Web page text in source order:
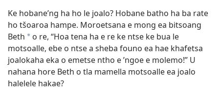
Ke hobane’ng ha ho le joalo? Hobane batho ha ba rate
ho tšoaroa hampe. Moroetsana e mong ea bitsoang
Beth * o re, “Hoa tena ha e re ke ntse ke bua le
motsoalle, ebe o ntse a sheba founo ea hae khafetsa
joalokaha eka o emetse ntho e ’ngoe e molemo!” U
nahana hore Beth o tla mamella motsoalle ea joalo
halelele hakae?